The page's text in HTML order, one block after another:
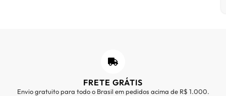
FRETE GRÁTIS
Envio gratuito para todo o Brasil em pedidos acima de R$ 1.000.